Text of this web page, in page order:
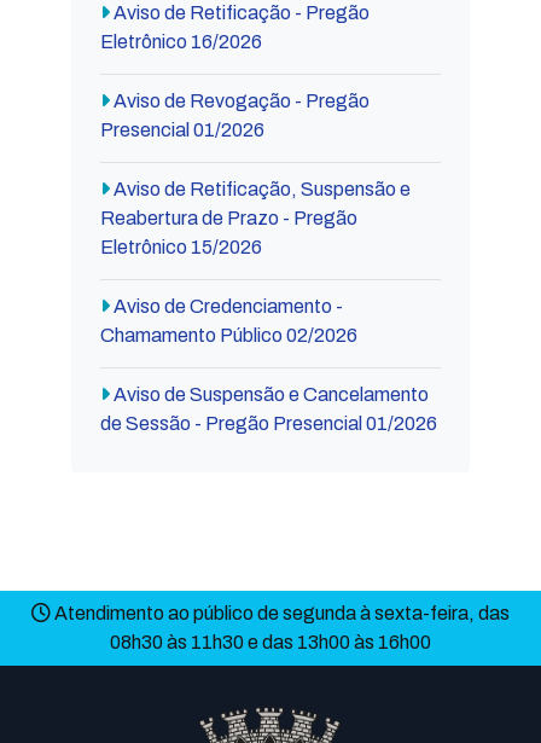
Aviso de Retificação - Pregão
Eletrônico 16/2026
Aviso de Revogação - Pregão
Presencial 01/2026
Aviso de Retificação, Suspensão e
Reabertura de Prazo - Pregão
Eletrônico 15/2026
Aviso de Credenciamento -
Chamamento Público 02/2026
Aviso de Suspensão e Cancelamento
de Sessão - Pregão Presencial 01/2026
Atendimento ao público de segunda à sexta-feira, das
08h30 às 11h30 e das 13h00 às 16h00